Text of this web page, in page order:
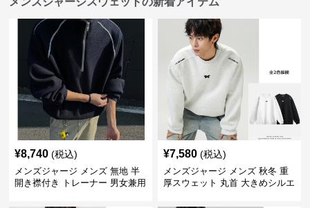
¥8,740 (税込)
メンズジャージ メンズ 無地 半
開き襟付き トレーナー 男女兼用
¥7,580 (税込)
メンズジャージ メンズ 秋冬 重
厚スウェット 丸首 大きめシルエ